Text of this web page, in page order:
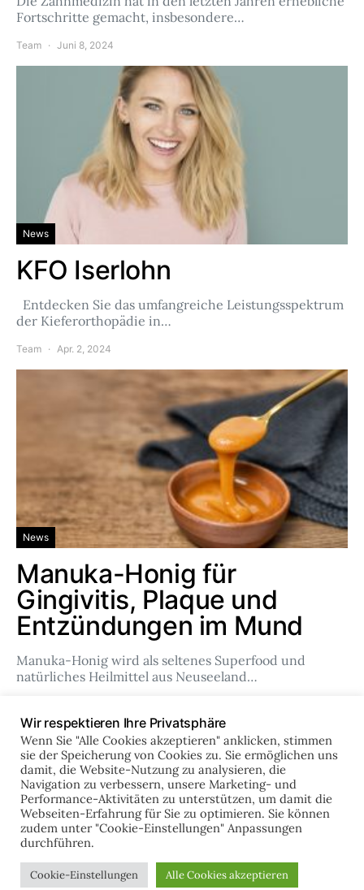
Fortschritte gemacht, insbesondere…
Team Juni 8, 2024
News
KFO Iserlohn
Entdecken Sie das umfangreiche Leistungsspektrum
der Kieferorthopädie in…
Team Apr. 2, 2024
News
Manuka-Honig für
Gingivitis, Plaque und
Entzündungen im Mund
Manuka-Honig wird als seltenes Superfood und
natürliches Heilmittel aus Neuseeland…
online-zahnklinik.de
IMPRESSUM DATENSCHUTZ
Wir respektieren Ihre Privatsphäre
Wenn Sie "Alle Cookies akzeptieren" anklicken, stimmen
sie der Speicherung von Cookies zu. Sie ermöglichen uns
damit, die Website-Nutzung zu analysieren, die
Navigation zu verbessern, unsere Marketing- und
Performance-Aktivitäten zu unterstützen, um damit die
Webseiten-Erfahrung für Sie zu optimieren. Sie können
zudem unter "Cookie-Einstellungen" Anpassungen
durchführen.
Cookie-Einstellungen Alle Cookies akzeptieren